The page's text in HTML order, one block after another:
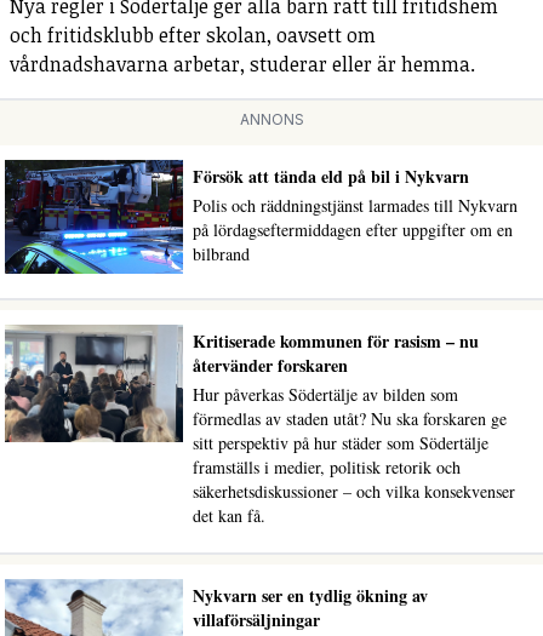
Nya regler i Södertälje ger alla barn rätt till fritidshem
och fritidsklubb efter skolan, oavsett om
vårdnadshavarna arbetar, studerar eller är hemma.
ANNONS
Försök att tända eld på bil i Nykvarn
Polis och räddningstjänst larmades till Nykvarn
på lördagseftermiddagen efter uppgifter om en
bilbrand
Kritiserade kommunen för rasism – nu
återvänder forskaren
Hur påverkas Södertälje av bilden som
förmedlas av staden utåt? Nu ska forskaren ge
sitt perspektiv på hur städer som Södertälje
framställs i medier, politisk retorik och
säkerhetsdiskussioner – och vilka konsekvenser
det kan få.
Nykvarn ser en tydlig ökning av
villaförsäljningar